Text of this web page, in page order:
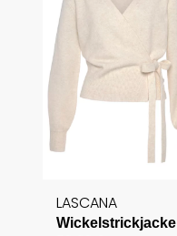
LASCANA
Wickelstrickjacke